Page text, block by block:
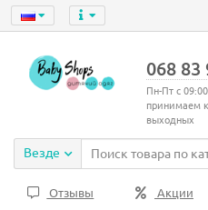
068 83
Пн-Пт с
принимаем
выходных
Везде
Отзывы Акции